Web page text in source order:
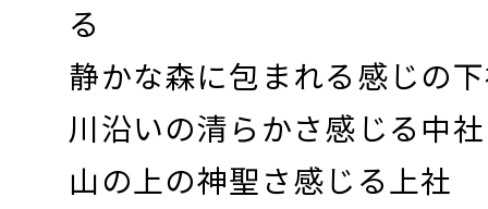
る
静かな森に包まれる感じの
川沿いの清らかさ感じる中社
山の上の神聖さ感じる上社